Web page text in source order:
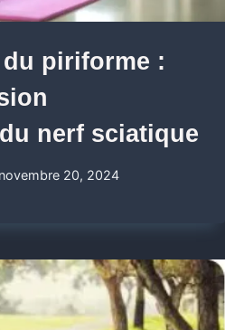
piriforme :
nerf sciatique
novembre 20, 2024